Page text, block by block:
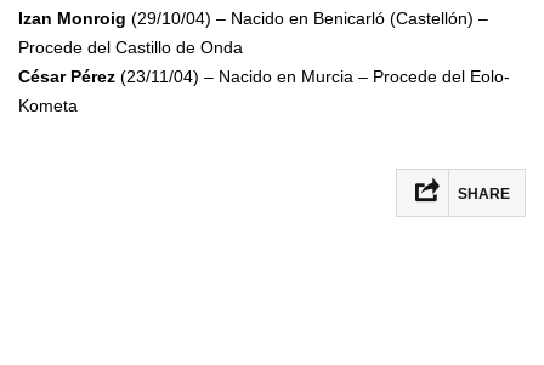
Izan Monroig (29/10/04) – Nacido en Benicarló (Castellón) –
Procede del Castillo de Onda
César Pérez (23/11/04) – Nacido en Murcia – Procede del Eolo-
Kometa
SHARE